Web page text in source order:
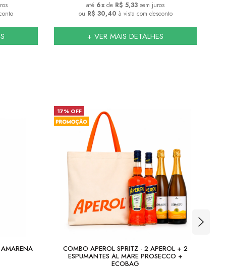
6x de R$ 5,33 sem juros
ou R$ 30,40 à vista com desconto
+ VER MAIS DETALHES
17% OFF
COMBO APEROL SPRITZ - 2 APEROL + 2
ESPUMANTES AL MARE PROSECCO +
ECOBAG